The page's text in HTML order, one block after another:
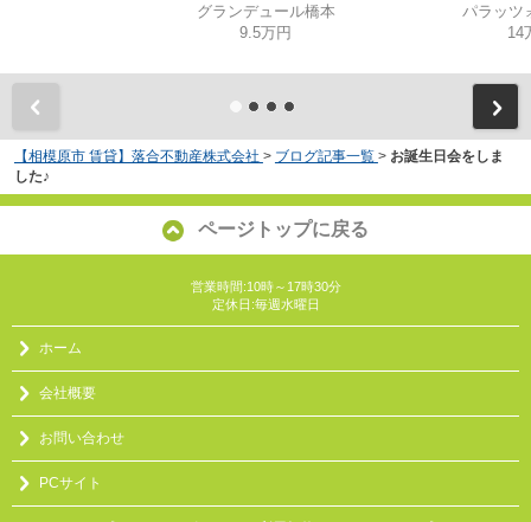
グランデュール橋本
9.5万円
パラッ
14
【相模原市 賃貸】落合不動産株式会社 > ブログ記事一覧 > お誕生日会をしま
した♪
ページトップに戻る
営業時間:10時～17時30分
定休日:毎週水曜日
ホーム
会社概要
お問い合わせ
PCサイト